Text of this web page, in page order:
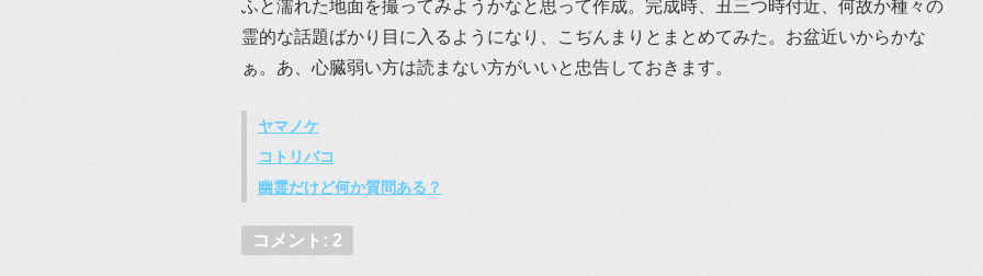
ふと濡れた地面を撮ってみようかなと思って作成。完成時、丑三つ時付近、何故か種々の
霊的な話題ばかり目に入るようになり、こぢんまりとまとめてみた。お盆近いからかな
ぁ。あ、心臓弱い方は読まない方がいいと忠告しておきます。
ヤマノケ
コトリバコ
幽霊だけど何か質問ある？
コメント: 2